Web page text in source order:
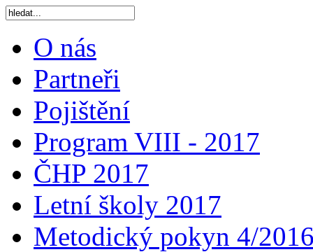
O nás
Partneři
Pojištění
Program VIII - 2017
ČHP 2017
Letní školy 2017
Metodický pokyn 4/